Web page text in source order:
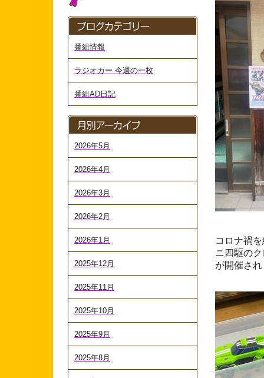
番組情報
ラジオカー 今週の一枚
番組AD日記
2026年5月
2026年4月
2026年3月
2026年2月
2026年1月
2025年12月
2025年11月
2025年10月
2025年9月
2025年8月
コロナ禍
ニ四駆の
が開催さ